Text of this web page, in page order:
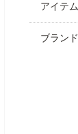
アイテム
ブランド